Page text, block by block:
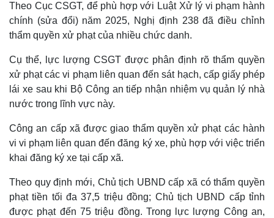
Theo Cục CSGT, để phù hợp với Luật Xử lý vi phạm hành
chính (sửa đổi) năm 2025, Nghị định 238 đã điều chỉnh
thẩm quyền xử phạt của nhiều chức danh.
Cụ thể, lực lượng CSGT được phân định rõ thẩm quyền
xử phạt các vi phạm liên quan đến sát hạch, cấp giấy phép
lái xe sau khi Bộ Công an tiếp nhận nhiệm vụ quản lý nhà
nước trong lĩnh vực này.
Công an cấp xã được giao thẩm quyền xử phạt các hành
vi vi phạm liên quan đến đăng ký xe, phù hợp với việc triển
khai đăng ký xe tại cấp xã.
Theo quy định mới, Chủ tịch UBND cấp xã có thẩm quyền
phạt tiền tối đa 37,5 triệu đồng; Chủ tịch UBND cấp tỉnh
được phạt đến 75 triệu đồng. Trong lực lượng Công an,